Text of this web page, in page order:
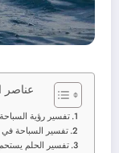
عناصر
تفسير رؤية
تفسير السباحة
تفسير الحلم